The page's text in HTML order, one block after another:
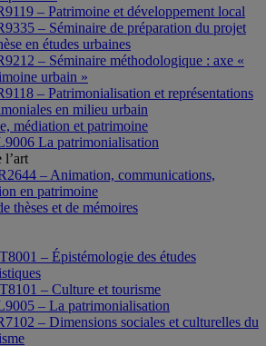
– Patrimoine et développement local
– Séminaire de préparation du projet
en études urbaines
– Séminaire méthodologique : axe «
urbain »
– Patrimonialisation et représentations
en milieu urbain
médiation et patrimoine
La patrimonialisation
l’art
– Animation, communications,
en patrimoine
thèses et de mémoires
– Épistémologie des études
– Culture et tourisme
– La patrimonialisation
– Dimensions sociales et culturelles du